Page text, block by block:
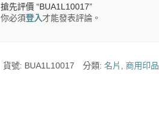
搶先評價 “BUA1L10017”
你必須登入才能發表評論。
貨號: BUA1L10017 分類:名片 ,商用印品